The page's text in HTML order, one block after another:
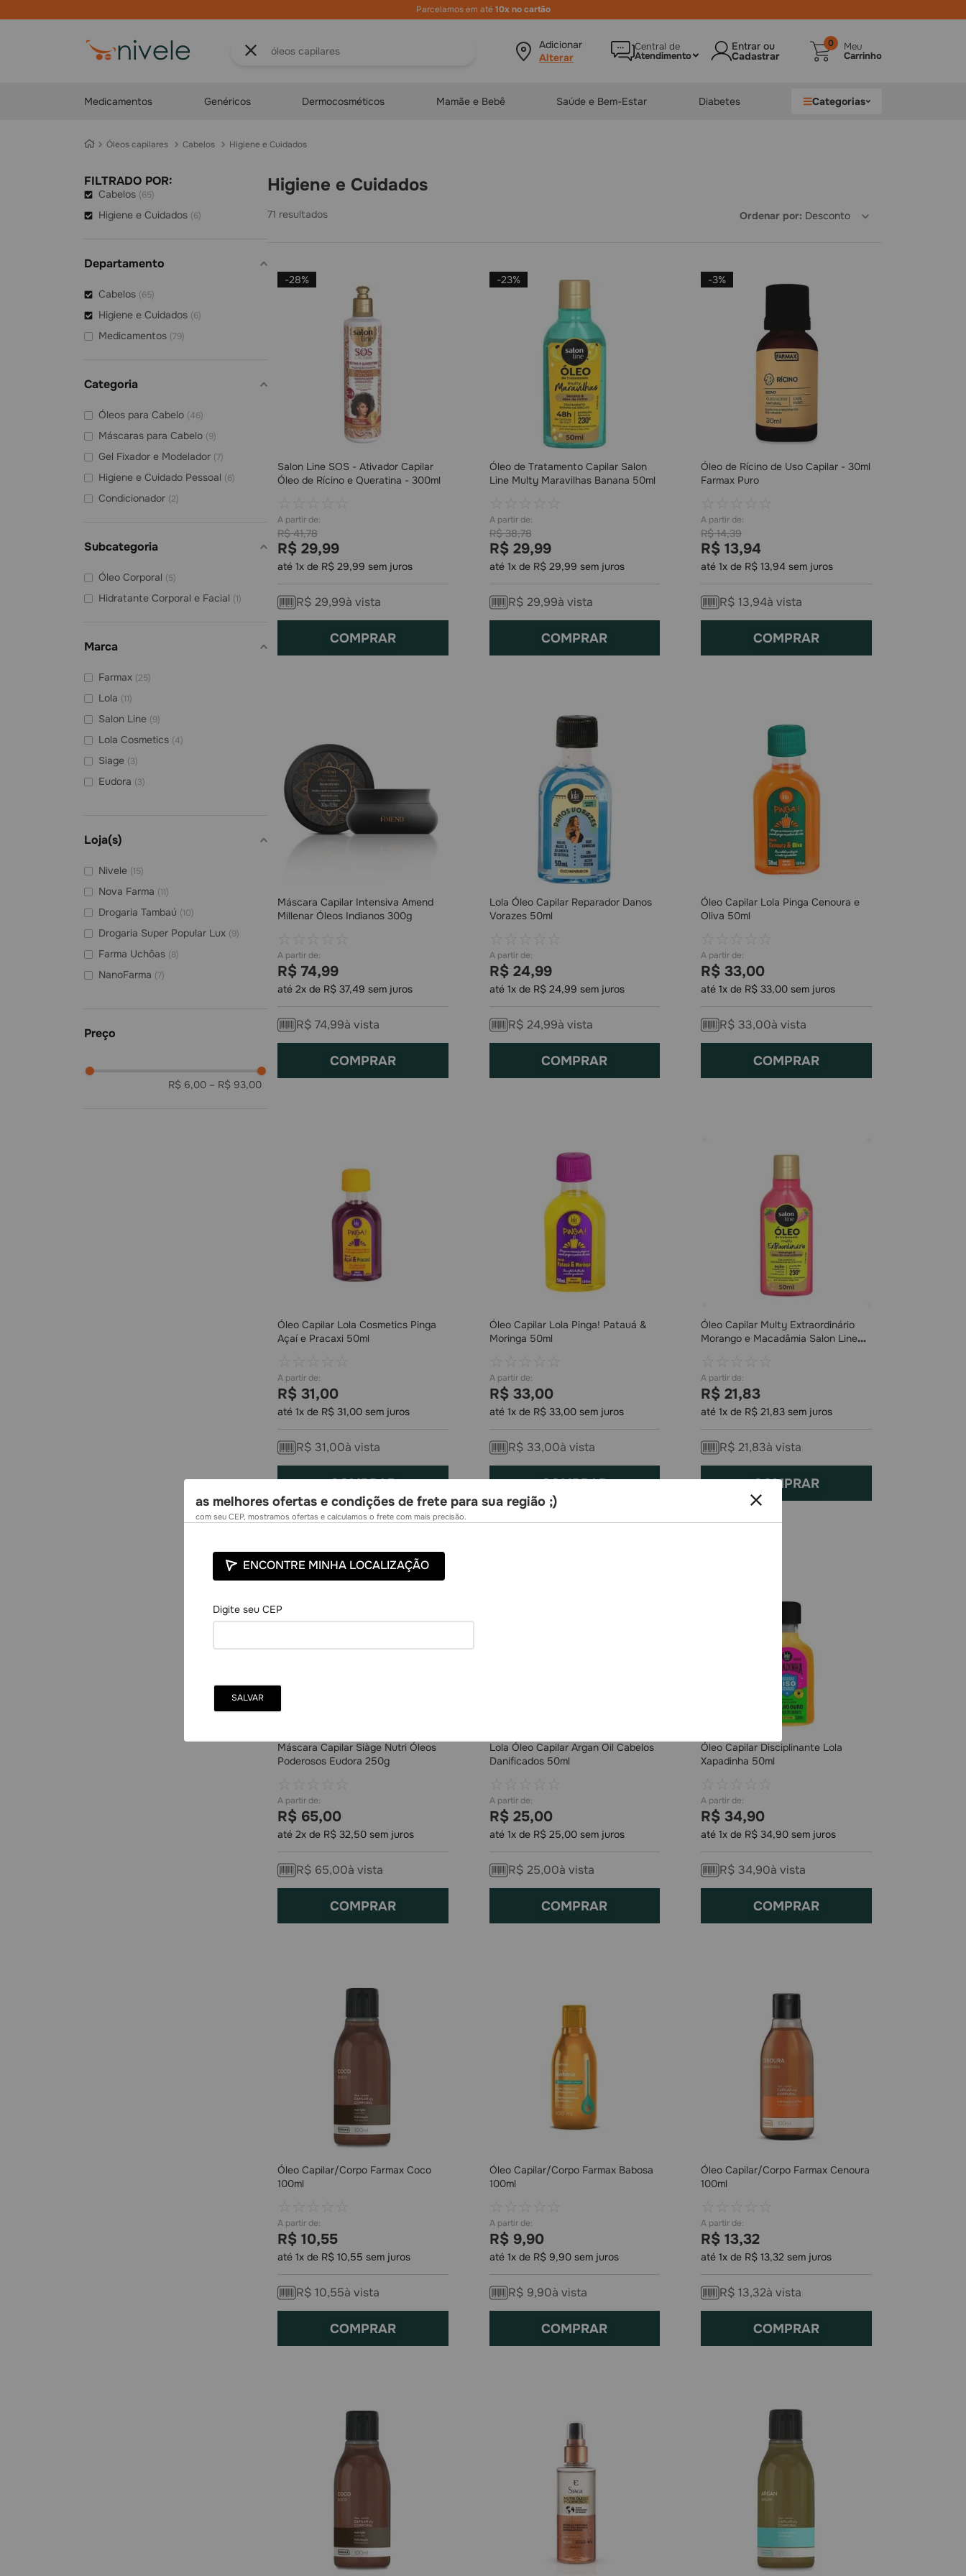
Nivele suascomprasdesaúdeebem-estar
O que você procura? Adicionar local Central de
Atendimento
0 Meu
Carrinho
Medicamentos Genéricos Dermocosméticos Mamãe e Bebê Saúde e Bem-Estar Diabetes Categorias
óleos capilares Cabelos Higiene e Cuidados
FILTRADO POR:
Cabelos (65)
Higiene e Cuidados (6)
Departamento
Cabelos (65)
Higiene e Cuidados (6)
Medicamentos (79)
Categoria
Óleos para Cabelo (46)
Máscaras para Cabelo (9)
Gel Fixador e Modelador (7)
Higiene e Cuidado Pessoal (6)
Condicionador (2)
Subcategoria
Óleo Corporal (5)
Hidratante Corporal e Facial (1)
Marca
Farmax (25)
Lola (11)
Salon Line (9)
Lola Cosmetics (4)
Siage (3)
Eudora (3)
Ox (2
Loreal Hpc
Loja(s)
Nivele (15)
Nova Farma (11)
Drogaria Tambaú (10)
Drogaria Super Popular Lux (9)
Farma Uchôas (8)
NanoFarma (7)
Ultra Popular XV
R$ 6,00 – R$ 93,00
Higiene e Cuidados
71 Ordenar por Desconto
-28%
Salon Line SOS - Ativador Capilar
Óleo de Rícino e Queratina - 300ml
R$ 41,78
R$ 29,99
até 1x de R$ 29,99 sem juros
R$ 29,99à vista
COMPRAR
-23%
Óleo de Tratamento Capilar Salon
Line Multy Maravilhas Banana 50ml
R$ 38,78
R$ 29,99
até 1x de R$ 29,99 sem juros
R$ 29,99à vista
COMPRAR
-3%
Óleo de Rícino de Uso Capilar - 30ml
Farmax Puro
R$ 14,39
R$ 13,94
até1x de R$ 13,94 sem juros
R$ 13,94à vista
COMPRAR
Máscara Capilar Intensiva Amend
Millenar Óleos Indianos 300g
R$ 74,99
até 2x de R$ 37,49 sem juros
R$ 74,99à vista
COMPRAR
Lola Óleo Capilar Reparador Danos
Vorazes 50ml
R$ 24,99
até 1x de R$ 24,99 sem juros
R$ 24,99à vista
COMPRAR
Óleo Capilar Lola Pinga Cenoura e
Oliva 50ml
R$ 33,00
até1x de R$ 33,00 sem juros
R$ 33,00à vista
COMPRAR
Óleo Capilar Lola Cosmetics Pinga
Açaí e Pracaxi 50ml
R$ 31,00
até 1x de R$ 31,00 sem juros
R$ 31,00à vista
COMPRAR
Óleo Capilar Lola Pinga! Patauá &
Moringa 50ml
R$ 33,00
até 1x de R$ 33,00sem juros
R$ 33,00à vista
COMPRAR
Óleo Capilar Multy Extraordinário
Morango e Macadâmia Salon Line
R$ 21,83
até1x de R$ 21,83 sem juros
R$ 21,83à vista
COMPRAR
Máscara Capilar Siàge Nutri Óleos
Poderosos Eudora 250g
R$ 65,00
até 2x de R$ 32,50 sem juros
R$ 65,00à vista
COMPRAR
Lola Óleo Capilar Argan Oil Cabelos
Danificados 50ml
R$ 25,00
até 1x de R$ 25,00sem juros
R$ 25,00à vista
COMPRAR
Óleo Capilar Disciplinante Lola
Xapadinha 50ml
R$ 34,90
até1x de R$ 34,90 sem juros
R$ 34,90à vista
COMPRAR
Óleo Capilar/Corpo Farmax Coco
100ml
R$ 10,55
até 1x de R$ 10,55 sem juros
R$ 10,55à vista
COMPRAR
Óleo Capilar/Corpo Farmax Babosa
100ml
R$ 9,90
até 1x de R$ 9,90sem juros
R$ 9,90à vista
COMPRAR
Óleo Capilar/Corpo Farmax Cenoura
100ml
R$ 13,32
até1x de R$ 13,32 sem juros
R$ 13,32à vista
COMPRAR
as melhores ofertas e condições de frete para sua região ;)
com seu CEP, mostramos ofertas e calculamos o frete com mais precisão.
ENCONTRE MINHA LOCALIZAÇÃO